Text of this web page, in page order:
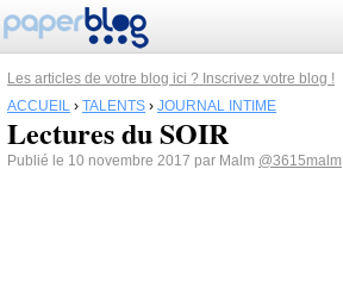
Les articles de votre blog ici ? Inscrivez votre blog !
ACCUEIL › TALENTS › JOURNAL INTIME
Lectures du SOIR
Publié le 10 novembre 2017 par Malm @3615malm